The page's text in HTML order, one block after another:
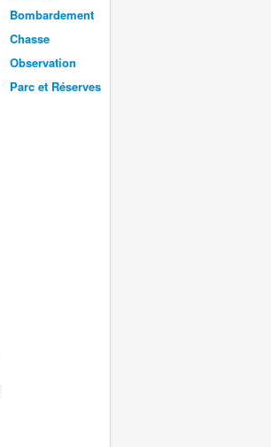
Bombardement
Chasse
Observation
Parc et Réserves